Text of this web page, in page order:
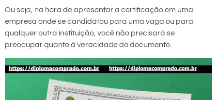
Ou seja, na hora de apresentar a certificação em uma
empresa onde se candidatou para uma vaga ou para
qualquer outra instituição, você não precisará se
preocupar quanto à veracidade do documento.